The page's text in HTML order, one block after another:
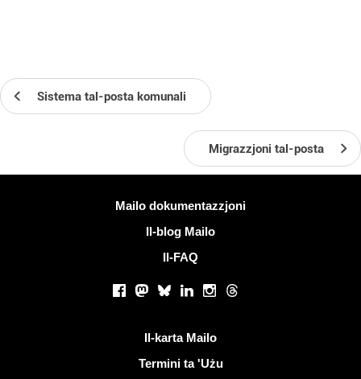
Sistema tal-posta komunali
Migrazzjoni tal-posta
Mailo dokumentazzjoni
Il-blog Mailo
Il-FAQ
Facebook
Mastodon
BlueskyLinkedInInstagram
Threads
Il-karta Mailo
Termini ta 'Użu